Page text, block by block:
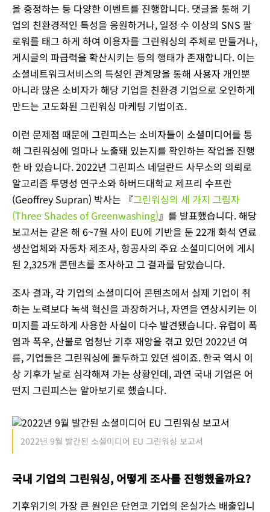
을 증정하는 등 다양한 이벤트를 진행합니다. 댓글을 통해 기
업의 친환경적인 특성을 응원하거나, 일정 수 이상의 SNS 팔
로워를 태그 하게 하여 이용자를 그린워싱의 주체로 만들거나,
게시글의 파급력을 확산시키는 등의 행태가 존재합니다. 이는
소셜네트워크서비스의 특성인 관계망을 통해 사용자 개인뿐
아니라 많은 소비자가 해당 기업을 친환경 기업으로 오인하게
만드는 고도화된 그린워싱 마케팅 기법이죠.
이런 문제점 때문에 그린피스는 소비자들이 소셜미디어를 통
해 그린워싱에 얼마나 노출돼 있는지를 확인하는 작업을 진행
한 바 있습니다. 2022년 그린피스 네덜란드 사무소의 의뢰로
알고리즘 투명성 연구소와 하버드대학교 제프리 수프란
(Geoffrey Supran) 박사는 『그린워싱의 세 가지 그림자
(Three Shades of Greenwashing)』를 발표했습니다. 해당
보고서는 같은 해 6~7월 사이 EU에 기반을 둔 22개 화석 연료
생산업체와 자동차 제조사, 항공사의 주요 소셜미디어에 게시
된 2,325개 콘텐츠를 조사하고 그 결과를 담았습니다.
조사 결과, 각 기업의 소셜미디어 콘텐츠에서 실제 기업이 취
하는 노력보다 녹색 혁신을 과장하거나, 자연을 연상시키는 이
미지를 과도하게 사용한 사실이 다수 발견됐습니다. 유럽이 폭
염과 폭우, 산불로 엄청난 기후 재앙을 겪고 있던 2022년 여
름, 기업들은 그린워싱에 몰두하고 있던 셈이죠. 한국 역시 이
상 기후가 날로 심각해져 가는 상황인데, 과연 국내 기업은 어
떤지 그린피스는 알아보기로 했습니다.
2022년 9월 발간된 소셜미디어 EU 그린워싱 보고서
국내 기업의 그린워싱, 어떻게 조사를 진행했을까요?
기후위기의 가장 큰 원인은 단연코 기업의 온실가스 배출입니